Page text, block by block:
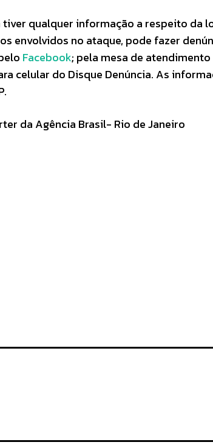
qualquer informação a respeito da
envolvidos no ataque, pode fazer
Facebook; pela mesa de
celular do Disque Denúncia. As
da Agência Brasil- Rio de Janeiro